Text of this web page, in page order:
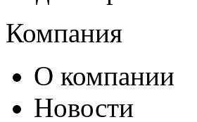
Компания
О компании
Новости